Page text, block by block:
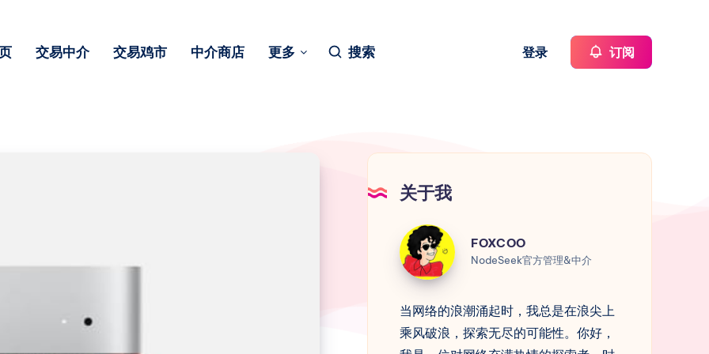
交易中介 交易鸡市 中介商店 更多 搜索 登录 订阅
关于我
FOXCOO
FOXCOO
NodeSeek官方管理&中介
当网络的浪潮涌起时，我总是在浪尖上
乘风破浪，探索无尽的可能性。你好，